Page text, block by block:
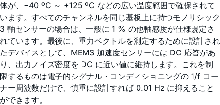
体が、−40 ºC ～ +125 ºC などの広い温度範囲で確保されて
います。すべてのチャンネルを同じ基板上に持つモノリシック
3 軸センサーの場合は、一般に 1 % の他軸感度が仕様規定さ
れています。最後に、重力ベクトルを測定するために設計され
たデバイスとして、MEMS 加速度センサーには DC 応答があ
り、出力ノイズ密度を DC に近い値に維持します。これを制
限するものは電子的シグナル・コンディショニングの 1/f コー
ナー周波数だけで、慎重に設計すれば 0.01 Hz に抑えること
ができます。